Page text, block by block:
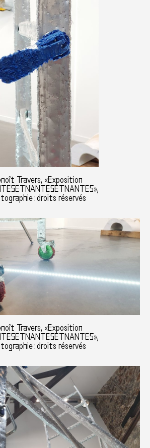
Travers, «Exposition
: droits réservés
Travers, «Exposition
: droits réservés